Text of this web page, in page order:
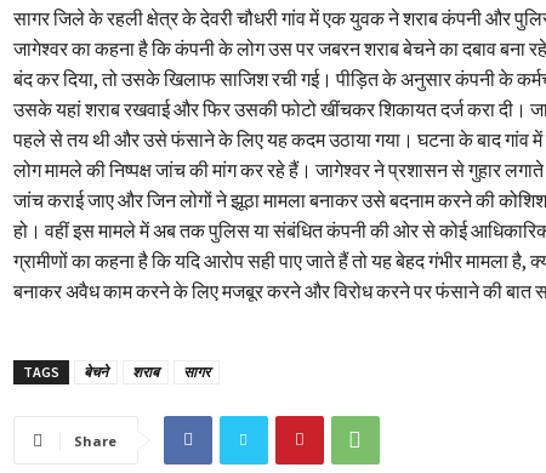
सागर जिले के रहली क्षेत्र के देवरी चौधरी गांव में एक युवक ने शराब कंपनी और
जागेश्वर का कहना है कि कंपनी के लोग उस पर जबरन शराब बेचने का दबाव बना
बंद कर दिया, तो उसके खिलाफ साजिश रची गई। पीड़ित के अनुसार कंपनी के
उसके यहां शराब रखवाई और फिर उसकी फोटो खींचकर शिकायत दर्ज करा दी।
पहले से तय थी और उसे फंसाने के लिए यह कदम उठाया गया। घटना के बाद गांव में
लोग मामले की निष्पक्ष जांच की मांग कर रहे हैं। जागेश्वर ने प्रशासन से गुहार लगाते
जांच कराई जाए और जिन लोगों ने झूठा मामला बनाकर उसे बदनाम करने की
हो। वहीं इस मामले में अब तक पुलिस या संबंधित कंपनी की ओर से कोई
ग्रामीणों का कहना है कि यदि आरोप सही पाए जाते हैं तो यह बेहद गंभीर मामला है,
बनाकर अवैध काम करने के लिए मजबूर करने और विरोध करने पर फंसाने की बात
TAGS बेचने शराब सागर
Share